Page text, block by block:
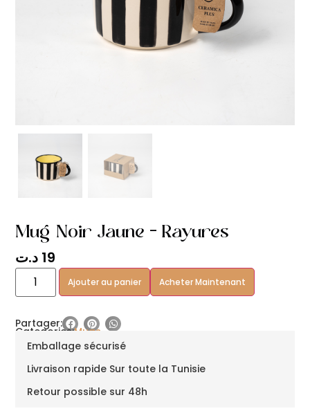
Mug Noir Jaune – Rayures
19 د.ت
Ajouter au panier Acheter Maintenant
Partager:
Categories:Mugs
Emballage sécurisé
Livraison rapide Sur toute la Tunisie
Retour possible sur 48h